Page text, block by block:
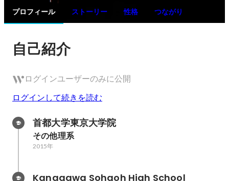
プロフィール ストーリー 性格 つながり
自己紹介
ログインユーザーのみに公開
ログインして続きを読む
首都大学東京大学院
その他理系
2015年
Kanagawa Sohgoh High School